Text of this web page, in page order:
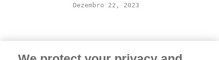
Dezembro 22, 2023